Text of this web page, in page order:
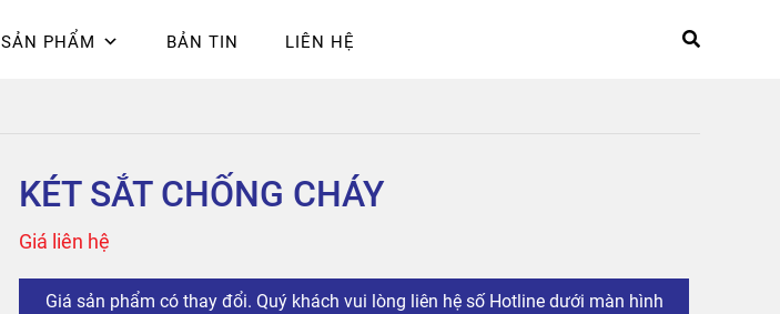
SẢN PHẨM BẢN TIN LIÊN HỆ
KÉT SẮT CHỐNG CHÁY
Giá liên hệ
Giá sản phẩm có thay đổi. Quý khách vui lòng liên hệ số Hotline dưới màn hình